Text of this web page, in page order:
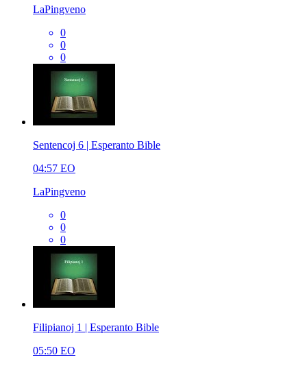
LaPingveno
0
0
0
Sentencoj 6 | Esperanto Bible
04:57 EO
LaPingveno
0
0
0
Filipianoj 1 | Esperanto Bible
05:50 EO